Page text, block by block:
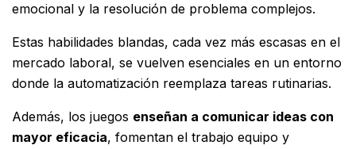
emocional y la resolución de problema complejos.
Estas habilidades blandas, cada vez más escasas en el
mercado laboral, se vuelven esenciales en un entorno
donde la automatización reemplaza tareas rutinarias.
Además, los juegos enseñan a comunicar ideas con
mayor eficacia, fomentan el trabajo equipo y